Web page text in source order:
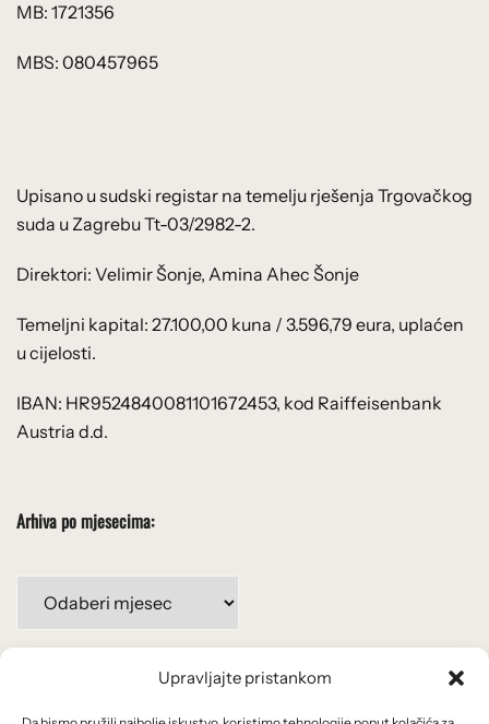
Upravljajte pristankom
MB: 1721356
MBS: 080457965
Upisano u sudski registar na temelju rješenja Trgovačkog
suda u Zagrebu Tt-03/2982-2.
Direktori: Velimir Šonje, Amina Ahec Šonje
Temeljni kapital: 27.100,00 kuna / 3.596,79 eura, uplaćen
u cijelosti.
IBAN: HR9524840081101672453, kod Raiffeisenbank
Austria d.d.
Arhiva po mjesecima:
mjesecima: